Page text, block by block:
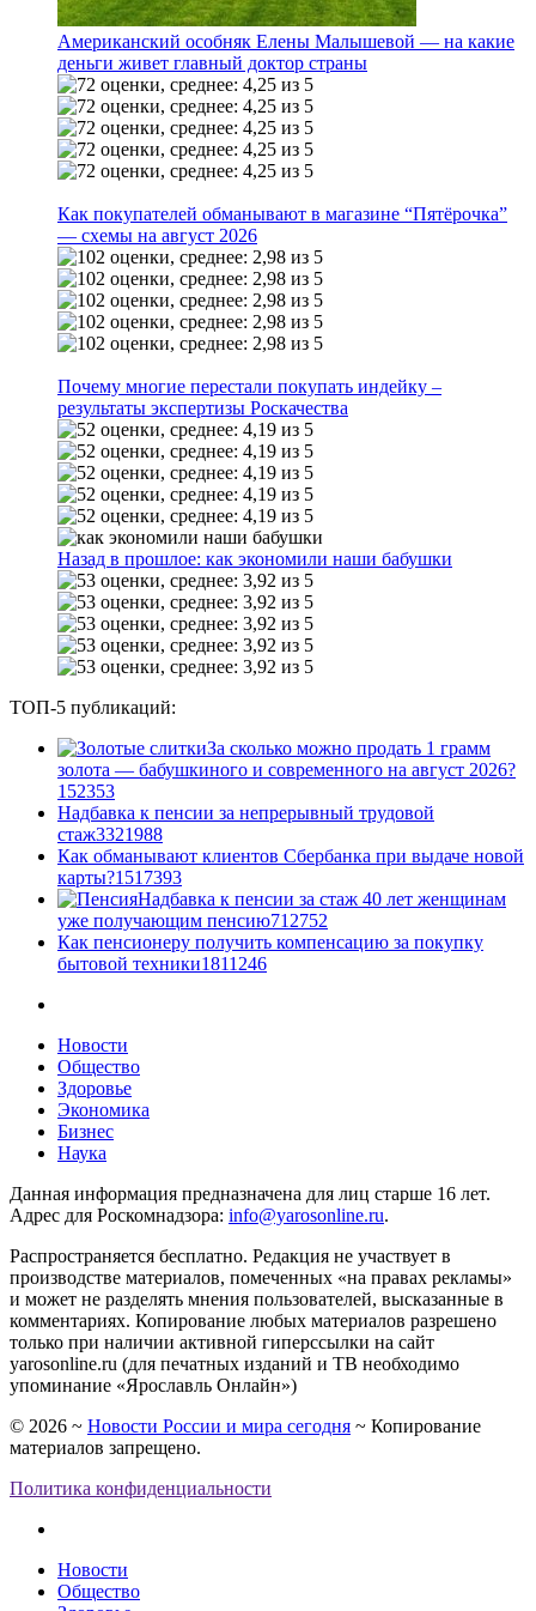
Американский особняк Елены Малышевой — на какие
деньги живет главный доктор страны
Как покупателей обманывают в магазине “Пятёрочка”
— схемы на август 2026
Почему многие перестали покупать индейку –
результаты экспертизы Роскачества
Назад в прошлое: как экономили наши бабушки
ТОП-5 публикаций:
За сколько можно продать 1 грамм
золота — бабушкиного и современного на август 2026?
1 52353
Надбавка к пенсии за непрерывный трудовой
стаж3321988
Как обманывают клиентов Сбербанка при выдаче новой
карты?1517393
Надбавка к пенсии за стаж 40 лет женщинам
уже получающим пенсию712752
Как пенсионеру получить компенсацию за покупку
бытовой техники1811246
Новости
Общество
Здоровье
Экономика
Бизнес
Наука
Данная информация предназначена для лиц старше 16 лет.
Адрес для Роскомнадзора: info@yarosonline.ru.
Распространяется бесплатно. Редакция не участвует в
производстве материалов, помеченных «на правах рекламы»
и может не разделять мнения пользователей, высказанные в
комментариях. Копирование любых материалов разрешено
только при наличии активной гиперссылки на сайт
yarosonline.ru (для печатных изданий и ТВ необходимо
упоминание «Ярославль Онлайн»)
© 2026 ~ Новости России и мира сегодня ~ Копирование
материалов запрещено.
Политика конфиденциальности
Новости
Общество